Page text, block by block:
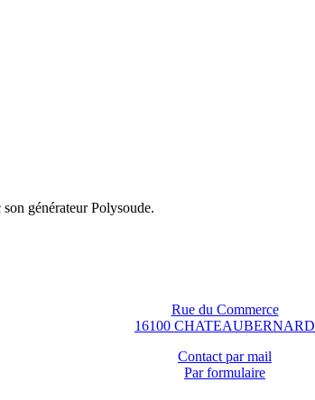
générateur Polysoude.
Rue du Commerce
16100 CHATEAUBERNARD
Contact par mail
Par formulaire